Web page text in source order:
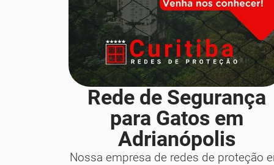
Rede de Segurança
para Gatos em
Adrianópolis
Nossa empresa de redes de proteção